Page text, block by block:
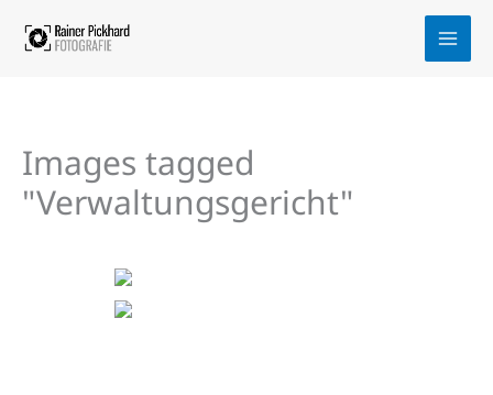
Inhalt
Images tagged
"Verwaltungsgericht"